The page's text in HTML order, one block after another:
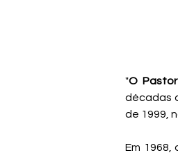
"O
décadas
de 1999,
Em 1968,